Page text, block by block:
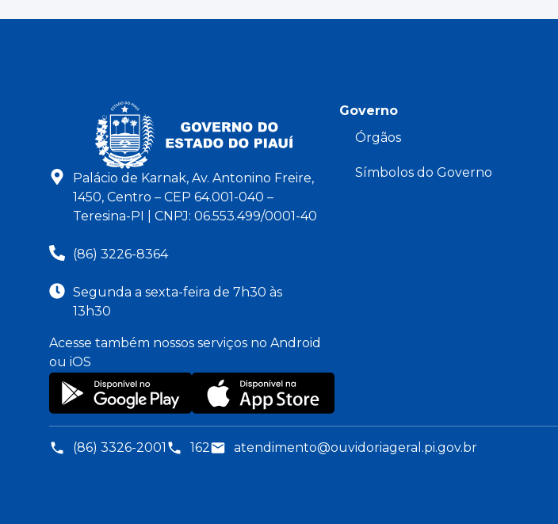
Palácio de Karnak, Av. Antonino Freire,
1450, Centro – CEP 64.001-040 –
Teresina-PI | CNPJ: 06.553.499/0001-40
(86) 3226-8364
Segunda a sexta-feira de 7h30 às
13h30
Acesse também nossos serviços no Android
ou iOS
Governo
Órgãos
Símbolos do Governo
(86) 3326-2001 162 atendimento@ouvidoriageral.pi.gov.br